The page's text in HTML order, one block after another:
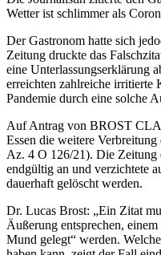
Wetter ist schlimmer als
Der Gastronom hatte sich
Zeitung druckte das
eine Unterlassungserklärung
erreichten zahlreiche irritierte
Pandemie durch eine solche
Auf Antrag von BROST
Essen die weitere
Az. 4 O 126/21). Die Zeitung
endgültig an und verzichtete
dauerhaft gelöscht werden.
Dr. Lucas Brost: „Ein Zitat
Äußerung entsprechen,
Mund gelegt“ werden.